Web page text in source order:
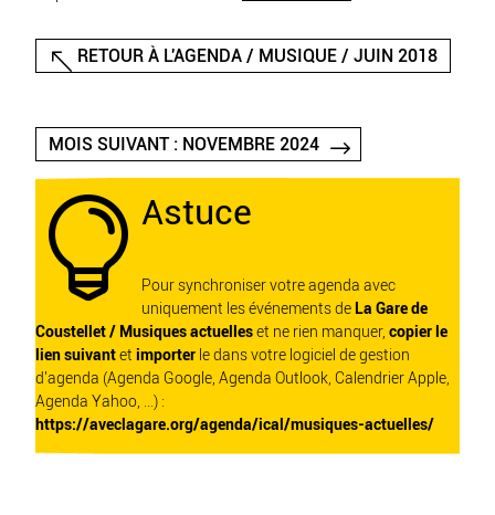
RETOUR À L'AGENDA / MUSIQUE / JUIN 2018
MOIS SUIVANT : NOVEMBRE 2024
 Astuce
Pour synchroniser votre agenda avec
uniquement les événements de La Gare de
Coustellet / Musiques actuelleset ne rien manquer, copier le
lien suivantet importer le dans votre logiciel de gestion
d'agenda (Agenda Google, Agenda Outlook, Calendrier Apple,
Agenda Yahoo, ...) :
https://aveclagare.org/agenda/ical/musiques-actuelles/